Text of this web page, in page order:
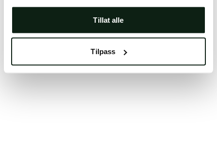
Tillat alle
Tilpass